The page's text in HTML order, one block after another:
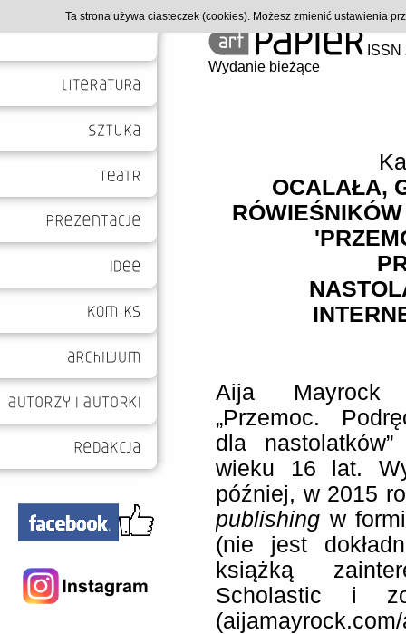
Wydanie bieżące
OCALAŁA,
Aija Mayrock
„Przemoc.
dla
wieku 16 lat.
później, w 2015
publishing w
(nie jest
książką
Scholastic i
Ta strona używa ciasteczek (cookies). Możesz zmienić ustawienia